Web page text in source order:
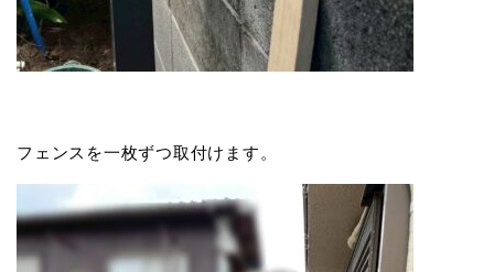
フェンスを一枚ずつ取付けます。